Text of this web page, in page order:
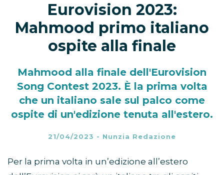
Eurovision 2023:
Mahmood primo italiano
ospite alla finale
Mahmood alla finale dell'Eurovision
Song Contest 2023. È la prima volta
che un italiano sale sul palco come
ospite di un'edizione tenuta all'estero.
21/04/2023 - Nunzia Redazione
Per la prima volta in un’edizione all’estero